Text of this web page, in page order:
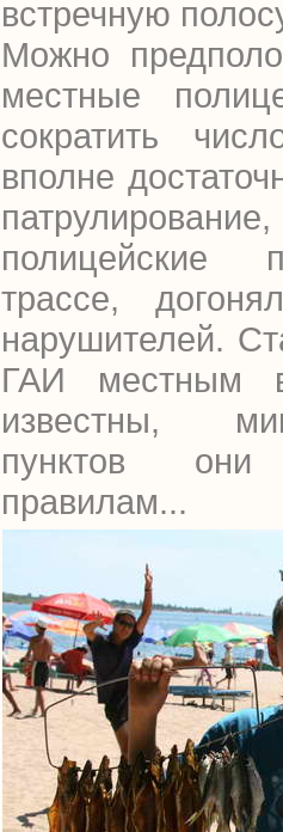
встречную
Можно
местные
сократить
вполне
полицейские
трассе,
нарушителей.
ГАИ местным
известны,
пунктов
правилам...